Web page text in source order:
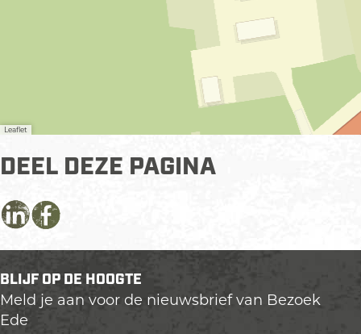
Leaflet
DEEL DEZE PAGINA
D
l
d
e
D
l
d
l
d
BLIJF OP DE HOOGTE
Meld je aan voor de nieuwsbrief van Bezoek
Ede